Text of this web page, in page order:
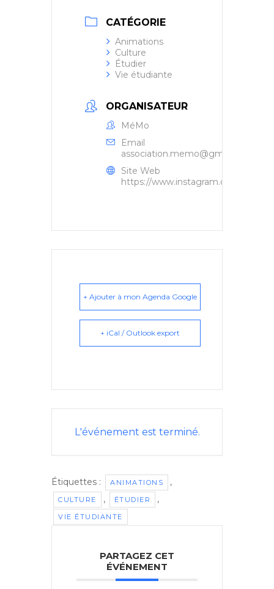
CATÉGORIE
Animations
Culture
Étudier
Vie étudiante
ORGANISATEUR
MéMo
Email
association.memo@gmail.com
Site Web
https://www.instagram.com/
+ Ajouter à mon Agenda Google
+ iCal / Outlook export
L'événement est terminé.
Étiquettes : ANIMATIONS ,
CULTURE , ÉTUDIER ,
VIE ÉTUDIANTE
PARTAGEZ CET
ÉVÉNEMENT